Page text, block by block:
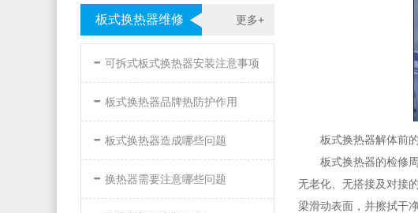
更多+
板式换热器维修
- 可拆式板式换热器安装注意事项
- 板式换热器品牌热防护作用
- 板式换热器造成哪些问题
- 换热器需要注意哪些问题
板式换热器解体前
板式换热器的检修
无老化、无搭接及对接
梁滑动表面，并擦拭干